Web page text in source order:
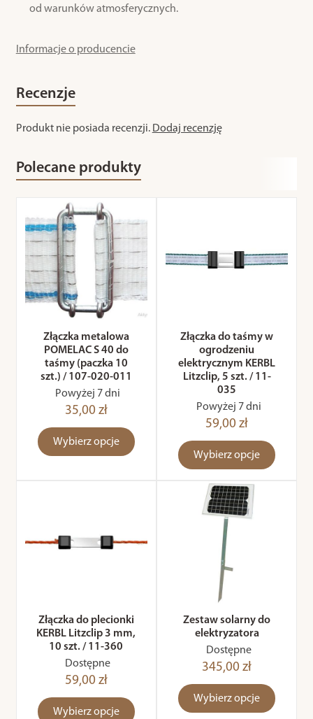
od warunków atmosferycznych.
Informacje o producencie
Recenzje
Produkt nie posiada recenzji. Dodaj recenzję
Polecane produkty
Złączka metalowa
POMELAC S 40 do
taśmy (paczka 10
szt.) / 107-020-011
Powyżej 7 dni
35,00 zł
Wybierz opcje
Złączka do taśmy w
ogrodzeniu
elektrycznym KERBL
Litzclip, 5 szt. / 11-
035
Powyżej 7 dni
59,00 zł
Wybierz opcje
Złączka do plecionki
KERBL Litzclip 3 mm,
10 szt. / 11-360
Dostępne
59,00 zł
Wybierz opcje
Zestaw solarny do
elektryzatora
Dostępne
345,00 zł
Wybierz opcje